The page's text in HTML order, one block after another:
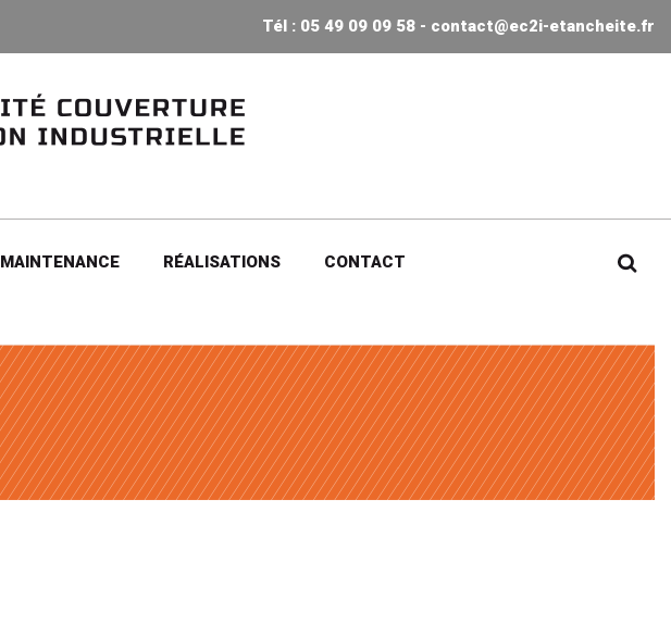
Tél : 05 49 09 09 58 - contact@ec2i-etancheite.fr
MAINTENANCE RÉALISATIONS CONTACT